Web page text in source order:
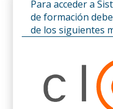
Para acceder a
de formación
de los siguientes